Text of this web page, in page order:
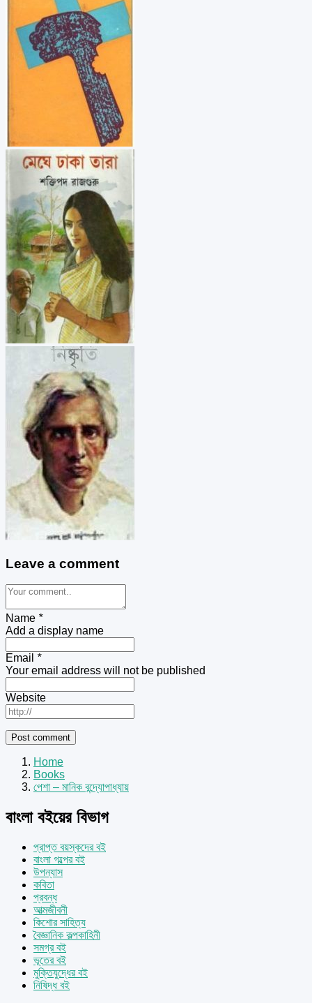
Leave a comment
Name *
Add a display name
Email *
Your email address will not be published
Website
Home
Books
পেশা – মানিক বন্দ্যোপাধ্যায়
বাংলা বইয়ের বিভাগ
প্রাপ্ত বয়স্কদের বই
বাংলা গল্পের বই
উপন্যাস
কবিতা
প্রবন্ধ
আত্মজীবনী
কিশোর সাহিত্য
বৈজ্ঞানিক কল্পকাহিনী
সমগ্র বই
ভূতের বই
মুক্তিযুদ্ধের বই
নিষিদ্ধ বই